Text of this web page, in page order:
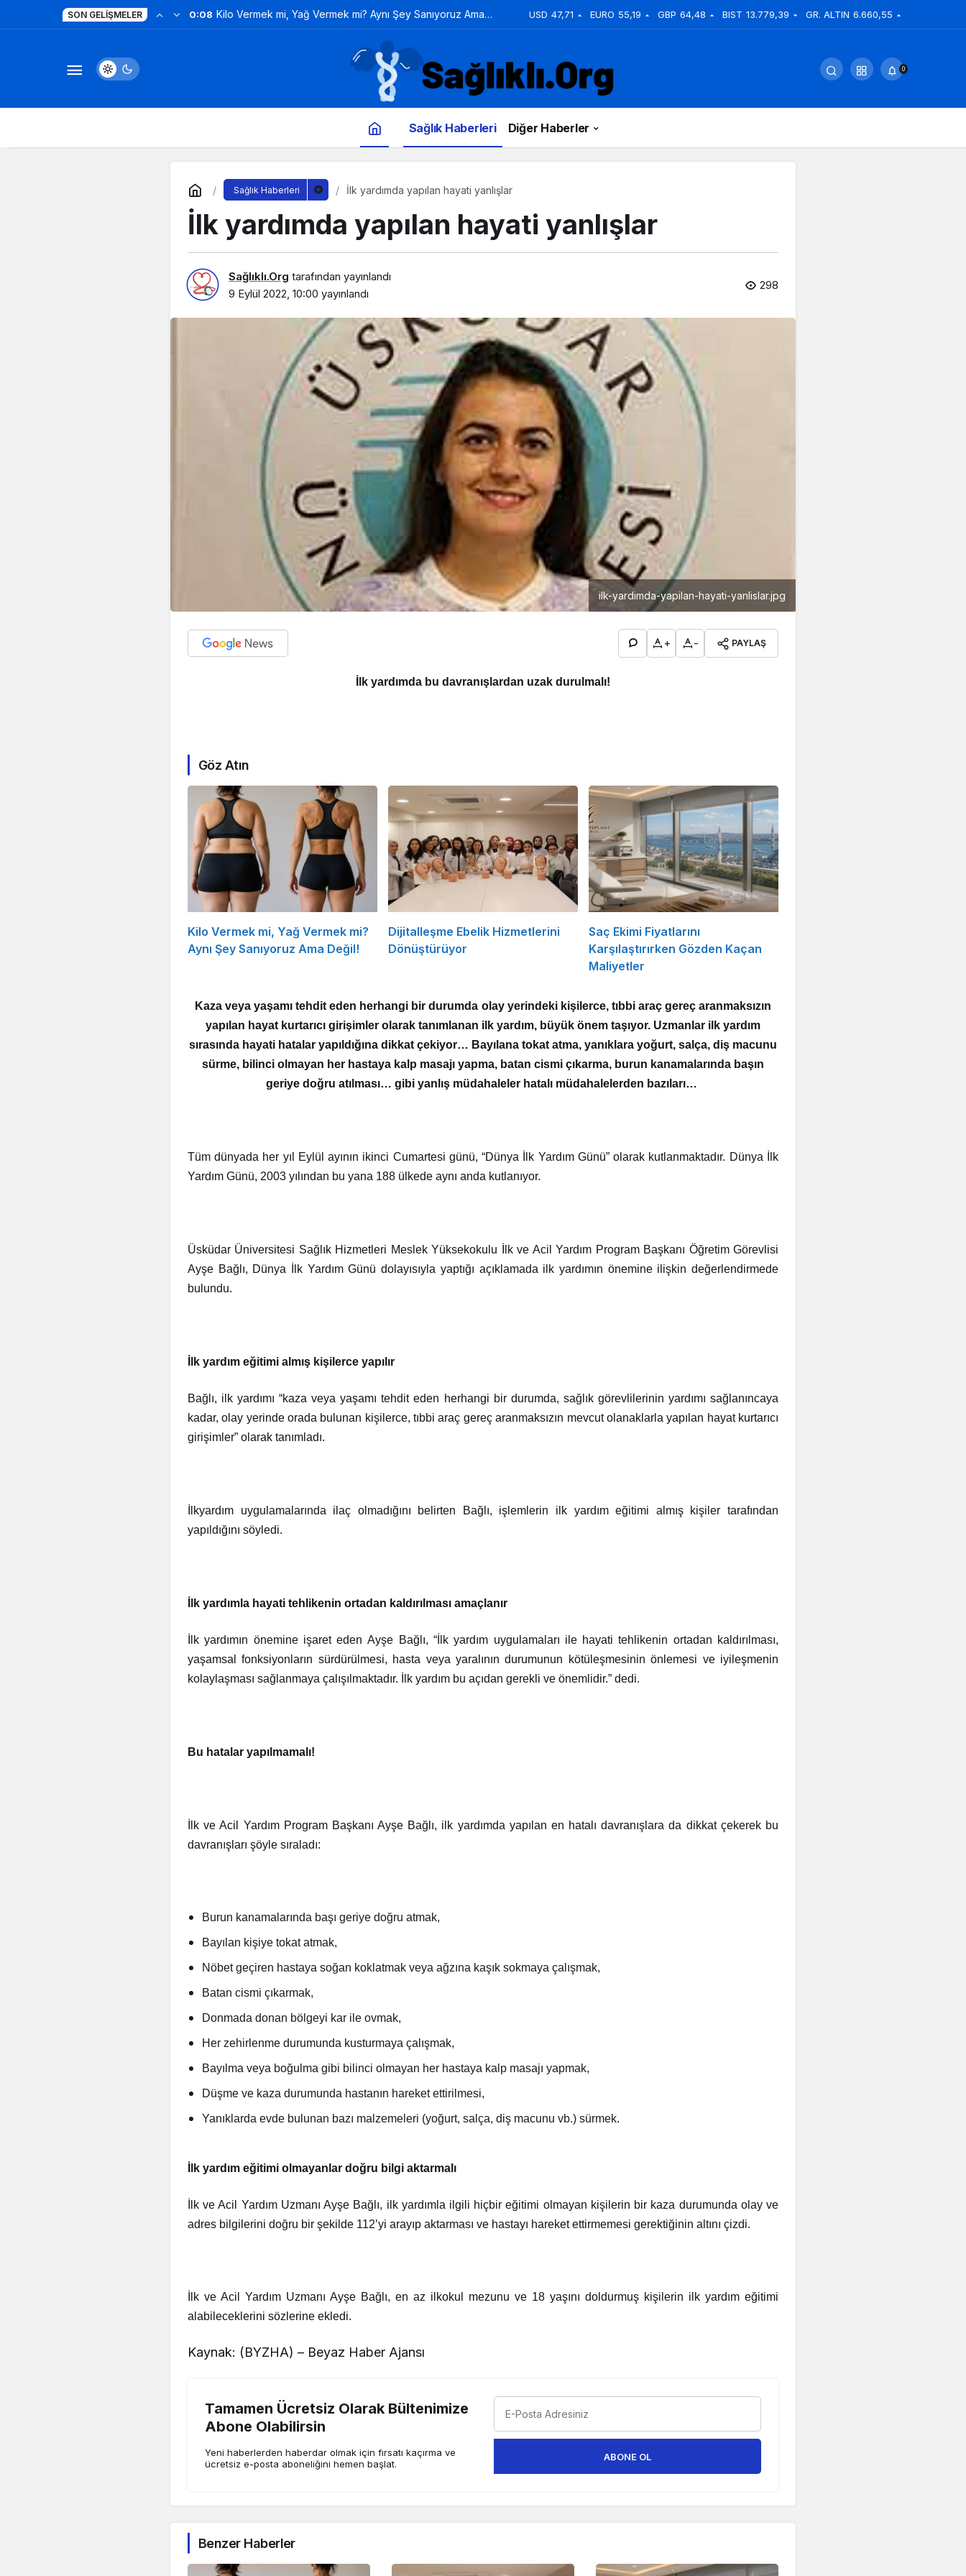
SON GELIŞMELER 0:08 Kilo Vermek mi, Yağ Vermek mi? Aynı Şey Sanıyoruz Ama USD 47,71 EURO 55,19 GBP 64,48 BIST 13.779,39 GR. ALTIN 6.660,55
0
Sağlık Haberleri Diğer Haberler
Sağlık Haberleri İlk yardımda yapılan hayati yanlışlar
İlk yardımda yapılan hayati yanlışlar
Sağlıklı.Org tarafından yayınlandı
9 Eylül 2022, 10:00 yayınlandı
298
ilk-yardimda-yapilan-hayati-yanlislar.jpg
+ - PAYLAŞ
İlk yardımda bu davranışlardan uzak durulmalı!
Göz Atın
Kilo Vermek mi, Yağ Vermek mi?
Aynı Şey Sanıyoruz Ama Değil!
Dijitalleşme Ebelik Hizmetlerini
Dönüştürüyor
Saç Ekimi Fiyatlarını
Karşılaştırırken Gözden Kaçan
Maliyetler
Kaza veya yaşamı tehdit eden herhangi bir durumda olay yerindeki kişilerce, tıbbi araç gereç aranmaksızın
yapılan hayat kurtarıcı girişimler olarak tanımlanan ilk yardım, büyük önem taşıyor. Uzmanlar ilk yardım
sırasında hayati hatalar yapıldığına dikkat çekiyor… Bayılana tokat atma, yanıklara yoğurt, salça, diş macunu
sürme, bilinci olmayan her hastaya kalp masajı yapma, batan cismi çıkarma, burun kanamalarında başın
geriye doğru atılması… gibi yanlış müdahaleler hatalı müdahalelerden bazıları…
Tüm dünyada her yıl Eylül ayının ikinci Cumartesi günü, “Dünya İlk Yardım Günü” olarak kutlanmaktadır. Dünya İlk
Yardım Günü, 2003 yılından bu yana 188 ülkede aynı anda kutlanıyor.
Üsküdar Üniversitesi Sağlık Hizmetleri Meslek Yüksekokulu İlk ve Acil Yardım Program Başkanı Öğretim Görevlisi
Ayşe Bağlı, Dünya İlk Yardım Günü dolayısıyla yaptığı açıklamada ilk yardımın önemine ilişkin değerlendirmede
bulundu.
İlk yardım eğitimi almış kişilerce yapılır
Bağlı, ilk yardımı “kaza veya yaşamı tehdit eden herhangi bir durumda, sağlık görevlilerinin yardımı sağlanıncaya
kadar, olay yerinde orada bulunan kişilerce, tıbbi araç gereç aranmaksızın mevcut olanaklarla yapılan hayat kurtarıcı
girişimler” olarak tanımladı.
İlkyardım uygulamalarında ilaç olmadığını belirten Bağlı, işlemlerin ilk yardım eğitimi almış kişiler tarafından
yapıldığını söyledi.
İlk yardımla hayati tehlikenin ortadan kaldırılması amaçlanır
İlk yardımın önemine işaret eden Ayşe Bağlı, “İlk yardım uygulamaları ile hayati tehlikenin ortadan kaldırılması,
yaşamsal fonksiyonların sürdürülmesi, hasta veya yaralının durumunun kötüleşmesinin önlemesi ve iyileşmenin
kolaylaşması sağlanmaya çalışılmaktadır. İlk yardım bu açıdan gerekli ve önemlidir.” dedi.
Bu hatalar yapılmamalı!
İlk ve Acil Yardım Program Başkanı Ayşe Bağlı, ilk yardımda yapılan en hatalı davranışlara da dikkat çekerek bu
davranışları şöyle sıraladı:
Burun kanamalarında başı geriye doğru atmak,
Bayılan kişiye tokat atmak,
Nöbet geçiren hastaya soğan koklatmak veya ağzına kaşık sokmaya çalışmak,
Batan cismi çıkarmak,
Donmada donan bölgeyi kar ile ovmak,
Her zehirlenme durumunda kusturmaya çalışmak,
Bayılma veya boğulma gibi bilinci olmayan her hastaya kalp masajı yapmak,
Düşme ve kaza durumunda hastanın hareket ettirilmesi,
Yanıklarda evde bulunan bazı malzemeleri (yoğurt, salça, diş macunu vb.) sürmek.
İlk yardım eğitimi olmayanlar doğru bilgi aktarmalı
İlk ve Acil Yardım Uzmanı Ayşe Bağlı, ilk yardımla ilgili hiçbir eğitimi olmayan kişilerin bir kaza durumunda olay ve
adres bilgilerini doğru bir şekilde 112’yi arayıp aktarması ve hastayı hareket ettirmemesi gerektiğinin altını çizdi.
İlk ve Acil Yardım Uzmanı Ayşe Bağlı, en az ilkokul mezunu ve 18 yaşını doldurmuş kişilerin ilk yardım eğitimi
alabileceklerini sözlerine ekledi.
Kaynak: (BYZHA) – Beyaz Haber Ajansı
Tamamen Ücretsiz Olarak Bültenimize
Abone Olabilirsin
Yeni haberlerden haberdar olmak için fırsatı kaçırma ve
ücretsiz e-posta aboneliğini hemen başlat.
ABONE OL
Benzer Haberler